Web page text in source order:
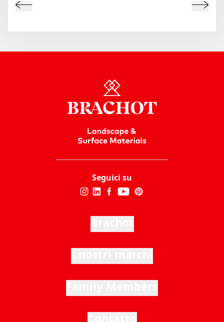
Seguici su